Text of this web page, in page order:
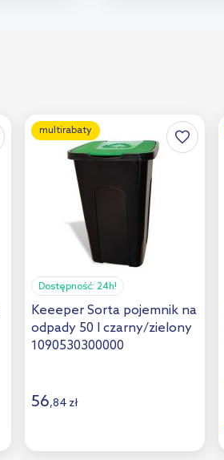
multirabaty
Dostępność: 24h!
Keeeper Sorta pojemnik na
odpady 50 l czarny/zielony
1090530300000
56,84 zł